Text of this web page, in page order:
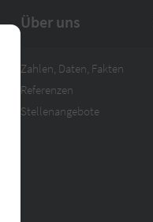
Über uns
Zahlen, Daten, Fakten
Referenzen
Stellenangebote